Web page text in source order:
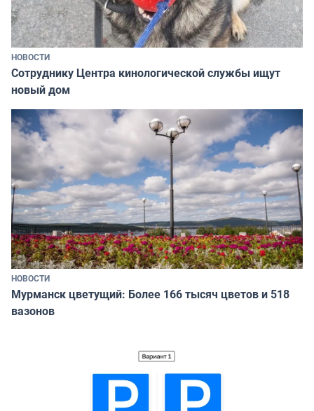
НОВОСТИ
Сотруднику Центра кинологической службы ищут
новый дом
НОВОСТИ
Мурманск цветущий: Более 166 тысяч цветов и 518
вазонов